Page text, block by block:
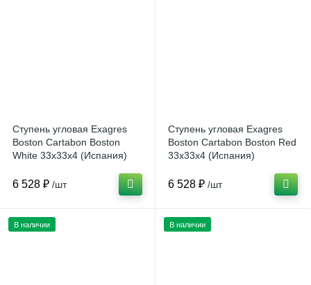
Ступень угловая Exagres
Boston Cartabon Boston
White 33x33x4 (Испания)
6 528 ₽ /шт
Ступень угловая Exagres
Boston Cartabon Boston Red
33x33x4 (Испания)
6 528 ₽ /шт
В наличии В наличии